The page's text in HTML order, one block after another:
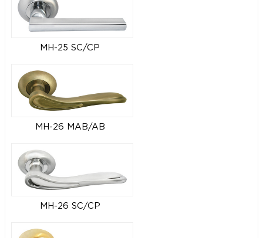
MH-25 SC/CP
MH-26 MAB/AB
MH-26 SC/CP